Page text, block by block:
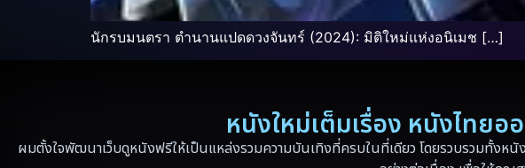
นักรบมนตรา ตำนานแปดดวงจันทร์ (2024): มิติใหม่แห่งอนิเมช […]
หนังใหม่เต็มเรื่อง หนังไทย
ผมตั้งใจพัฒนาเว็บดูหนังฟรีให้เป็นแหล่งรวมความบันเทิงที่ครบในที่เดียว โดยรวบรวมทั้งหนั